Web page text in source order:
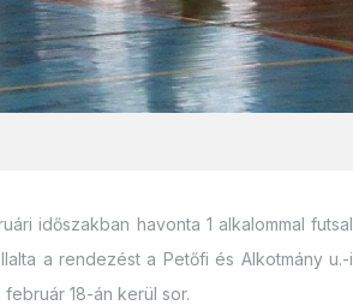
időszakban havonta 1 alkalommal futsal
a rendezést a Petőfi és Alkotmány u.-i
18-án kerül sor.